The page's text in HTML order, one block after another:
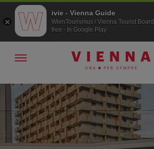
Alla
navigazione
Al
contenuto
Mostra/nascondi
ivie - Vienna Guide
WienTourismus / Vienna Tourist Board
free - In Google Play